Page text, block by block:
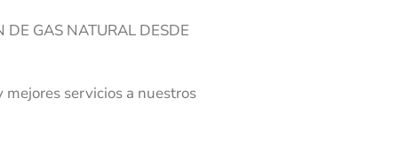
DE GAS NATURAL DESDE
servicios a nuestros